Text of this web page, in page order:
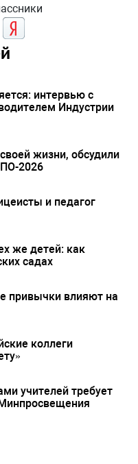
интервью с
Индустрии
жизни, обсудили
2026
и педагог
же детей: как
садах
привычки влияют на
коллеги
учителей требует